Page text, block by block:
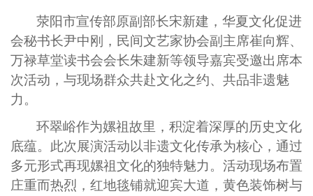
荥阳市宣传部原副部长宋新建，华夏文化促进
会秘书长尹中刚，民间文艺家协会副主席崔向辉、
万禄草堂读书会会长朱建新等领导嘉宾受邀出席本
次活动，与现场群众共赴文化之约、共品非遗魅
力。
环翠峪作为嫘祖故里，积淀着深厚的历史文化
底蕴。此次展演活动以非遗文化传承为核心，通过
多元形式再现嫘祖文化的独特魅力。活动现场布置
庄重而热烈，红地毯铺就迎宾大道，黄色装饰树与